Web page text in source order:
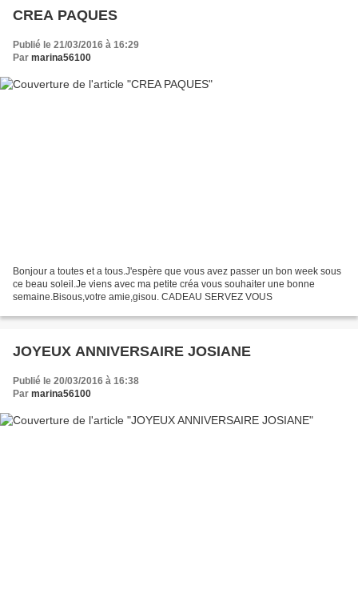
CREA PAQUES
Publié le 21/03/2016 à 16:29
Par marina56100
Bonjour a toutes et a tous.J'espère que vous avez passer un bon week sous
ce beau soleil.Je viens avec ma petite créa vous souhaiter une bonne
semaine.Bisous,votre amie,gisou. CADEAU SERVEZ VOUS
JOYEUX ANNIVERSAIRE JOSIANE
Publié le 20/03/2016 à 16:38
Par marina56100